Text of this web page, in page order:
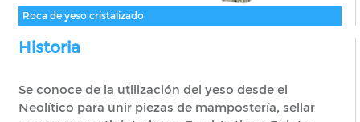
Roca de yeso cristalizado
Historia
Se conoce de la utilización del yeso desde el
Neolítico para unir piezas de mampostería, sellar